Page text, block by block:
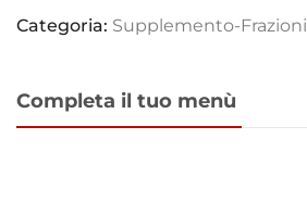
Categoria: Supplemento-Frazioni
Completa il tuo menù